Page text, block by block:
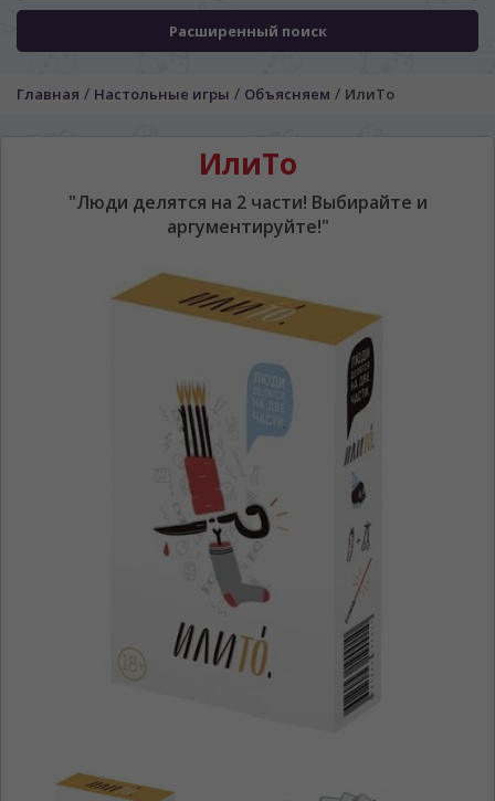
Расширенный поиск
Главная / Настольные игры / Объясняем / ИлиТо
ИлиТо
"Люди делятся на 2 части! Выбирайте и
аргументируйте!"